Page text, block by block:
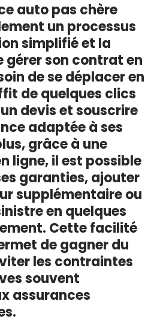
auto pas chère
un processus
simplifié et la
gérer son contrat en
de se déplacer en
de quelques clics
devis et souscrire
adaptée à ses
grâce à une
ligne, il est possible
garanties, ajouter
supplémentaire ou
en quelques
Cette facilité
de gagner du
les contraintes
souvent
assurances